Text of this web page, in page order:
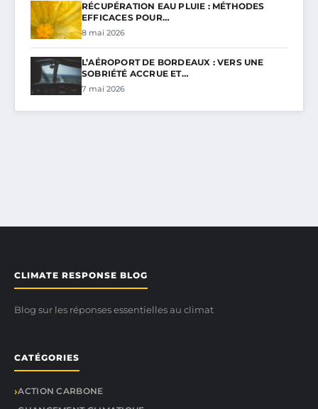
RÉCUPÉRATION EAU PLUIE : MÉTHODES
EFFICACES POUR…
8 mai 2026
L’AÉROPORT DE BORDEAUX : VERS UNE
SOBRIÉTÉ ACCRUE ET…
7 mai 2026
CLIMATE RESPONSE BLOG
Blog sur les réponses essentielles au climat
CATÉGORIES
ACTION CARBONE